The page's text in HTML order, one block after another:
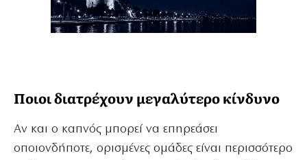
Ποιοι διατρέχουν μεγαλύτερο κίνδυνο
Αν και ο καπνός μπορεί να επηρεάσει
οποιονδήποτε, ορισμένες ομάδες είναι περισσότερο